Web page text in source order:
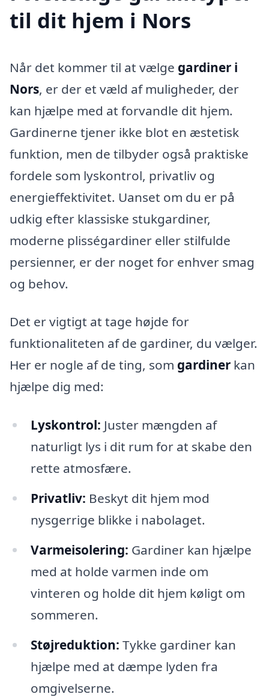
til dit hjem i Nors
Når det kommer til at vælge gardiner i
Nors, er der et væld af muligheder, der
kan hjælpe med at forvandle dit hjem.
Gardinerne tjener ikke blot en æstetisk
funktion, men de tilbyder også praktiske
fordele som lyskontrol, privatliv og
energieffektivitet. Uanset om du er på
udkig efter klassiske stukgardiner,
moderne plisségardiner eller stilfulde
persienner, er der noget for enhver smag
og behov.
Det er vigtigt at tage højde for
funktionaliteten af de gardiner, du vælger.
Her er nogle af de ting, som gardiner kan
hjælpe dig med:
Lyskontrol: Juster mængden af
naturligt lys i dit rum for at skabe den
rette atmosfære.
Privatliv: Beskyt dit hjem mod
nysgerrige blikke i nabolaget.
Varmeisolering: Gardiner kan hjælpe
med at holde varmen inde om
vinteren og holde dit hjem køligt om
sommeren.
Støjreduktion: Tykke gardiner kan
hjælpe med at dæmpe lyden fra
omgivelserne.